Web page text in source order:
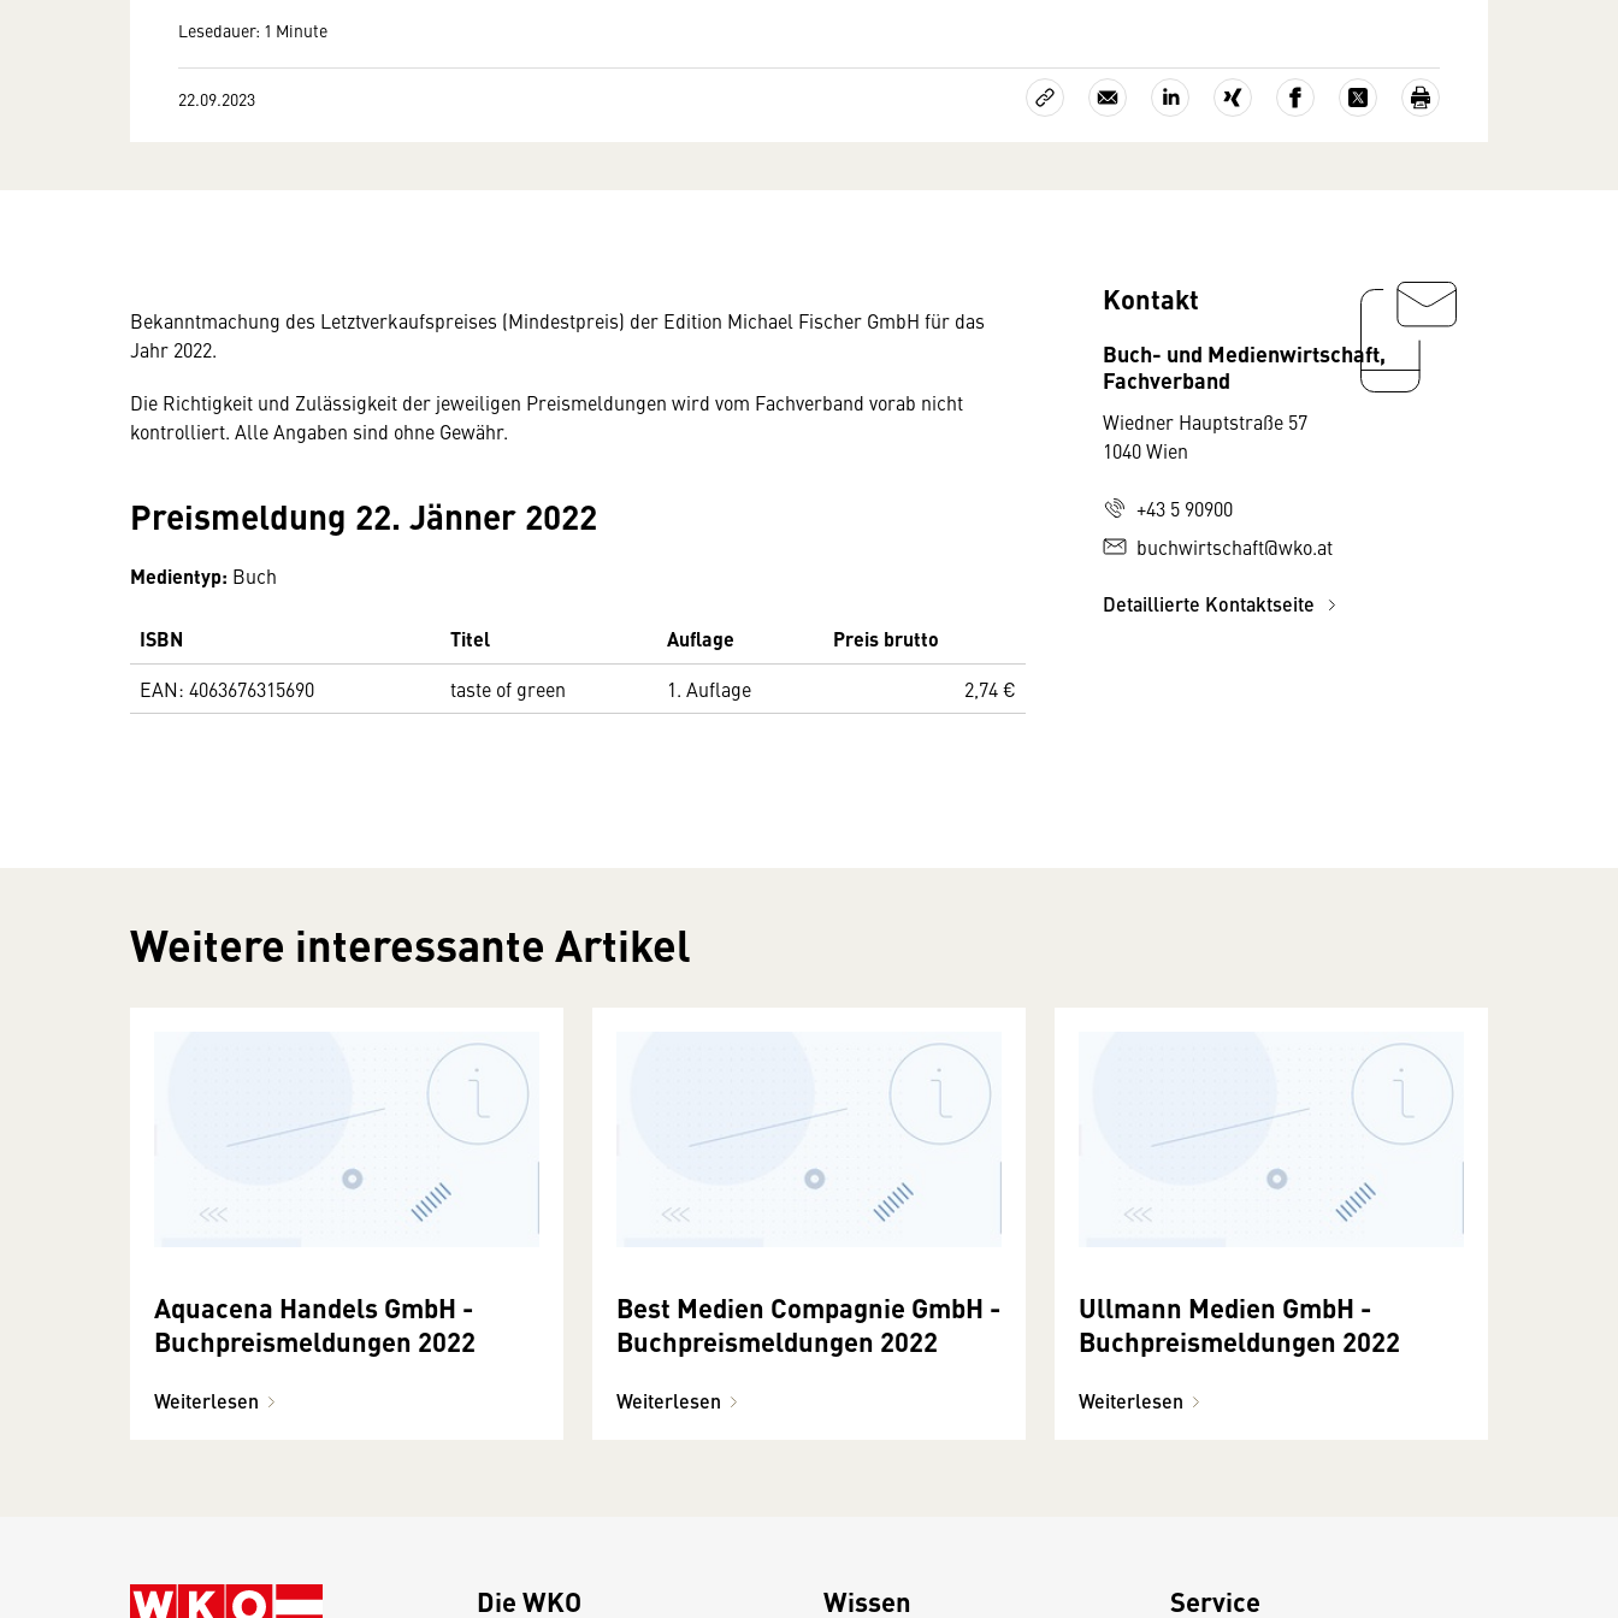
Lesedauer: 1 Minute
22.09.2023
Bekanntmachung des Letztverkaufspreises (Mindestpreis) der Edition Michael Fischer GmbH für das
Jahr 2022.
Die Richtigkeit und Zulässigkeit der jeweiligen Preismeldungen wird vom Fachverband vorab nicht
kontrolliert. Alle Angaben sind ohne Gewähr.
Preismeldung 22. Jänner 2022
Medientyp: Buch
ISBN Titel Auflage Preis brutto
EAN: 4063676315690 taste of green 1. Auflage 2,74 €
Kontakt
Buch- und Medienwirtschaft,
Fachverband
Wiedner Hauptstraße 57
1040 Wien
+43 5 90900
buchwirtschaft@wko.at
Detaillierte Kontaktseite
Weitere interessante Artikel
Aquacena Handels GmbH -
Buchpreismeldungen 2022
Weiterlesen
Best Medien Compagnie GmbH -
Buchpreismeldungen 2022
Weiterlesen
Ullmann Medien GmbH -
Buchpreismeldungen 2022
Weiterlesen
Die WKO Wissen Service